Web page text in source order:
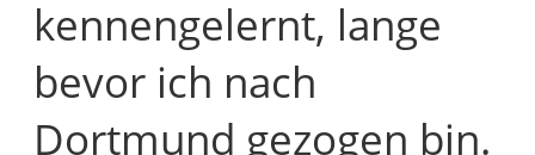
kennengelernt, lange
bevor ich nach
Dortmund gezogen bin.